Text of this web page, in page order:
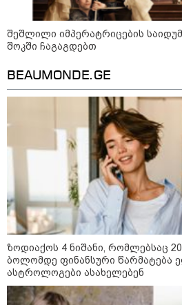
09:52 / 07-08-2026
"რაკეტები ჩვენც
ტრამპი უკრაინისთვის
რაკეტების გაგზავნაზე
23:40 / 07-
იტალიამ
შეშლილი იმპერატრიცების
შოკში ჩაგაგდებთ
BEAUMONDE.GE
ზოდიაქოს 4 ნიშანი, რომლებსაც
ბოლომდე ფინანსური წარმატება
ასტროლოგები ასახელებენ